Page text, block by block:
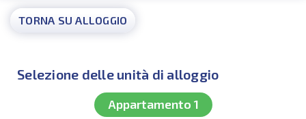
TORNA SU ALLOGGIO
Selezione delle unità di alloggio
Appartamento 1